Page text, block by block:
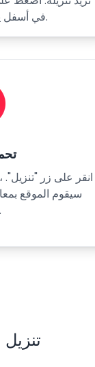
في أسفل يمين شاشة الفيديو.
سيقوم الموقع
التحميل.